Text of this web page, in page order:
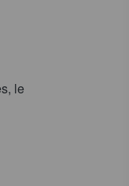
le